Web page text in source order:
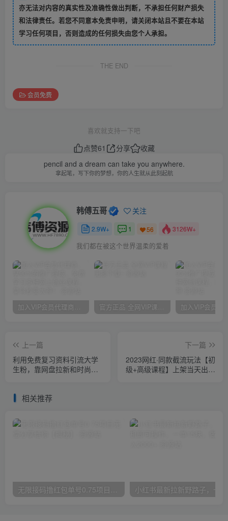
亦无法对内容的真实性及准确性做出判断，不承担任何财产损失
和法律责任。若您不同意本免责申明，请关闭本站且不要在本站
学习任何项目，否则造成的任何损失由您个人承担。
THE END
会员免费
喜欢就支持一下吧
点赞61 分享
收藏
pencil and a dream can take you anywhere.
拿起笔，写下你的梦想，你的人生就从此刻起航
韩傅五哥 关注
2.9W+ 1 56 3126W+
我们都在被这个世界温柔的爱着
加入VIP会员代理商，享90%的推广提成，免费学习多种网上创业课程，菜鸟秒变大神！ 官方正品 全网VIP课程 无损下载~
上一篇
利用免费复习资料引流大学
生粉，靠网盘拉新和时尚单
下一篇
2023网红·同款截流玩法【初
级+高级课程】上架当天出单
相关推荐